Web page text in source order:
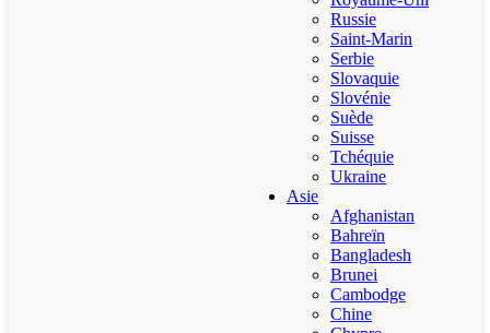
Russie
Saint-Marin
Serbie
Slovaquie
Slovénie
Suède
Suisse
Tchéquie
Ukraine
Asie
Afghanistan
Bahreïn
Bangladesh
Brunei
Cambodge
Chine